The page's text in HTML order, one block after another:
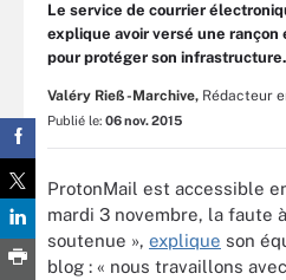
Le service de courrier
explique avoir versé une
pour protéger son infrastructure.
Valéry Rieß-Marchive, Rédacteur
Publié le: 06 nov. 2015
ProtonMail est accessible
mardi 3 novembre, la faute
soutenue », explique son
blog : « nous travaillons